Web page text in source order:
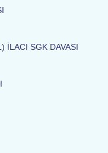
İLACI SGK DAVASI